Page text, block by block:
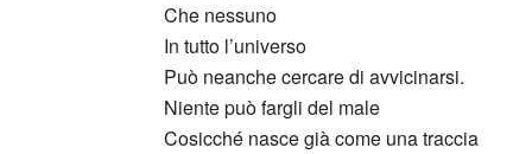
Che nessuno
In tutto l’universo
Può neanche cercare di avvicinarsi.
Niente può fargli del male
Cosicché nasce già come una traccia